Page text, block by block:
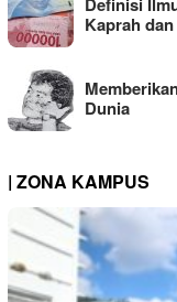
Kaprah
Dunia
| ZONA KAMPUS